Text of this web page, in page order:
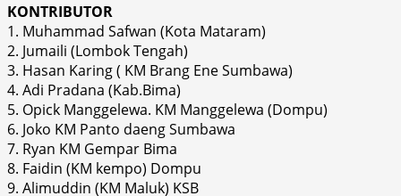
KONTRIBUTOR
1. Muhammad Safwan (Kota Mataram)
2. Jumaili (Lombok Tengah)
3. Hasan Karing ( KM Brang Ene Sumbawa)
4. Adi Pradana (Kab.Bima)
5. Opick Manggelewa. KM Manggelewa (Dompu)
6. Joko KM Panto daeng Sumbawa
7. Ryan KM Gempar Bima
8. Faidin (KM kempo) Dompu
9. Alimuddin (KM Maluk) KSB